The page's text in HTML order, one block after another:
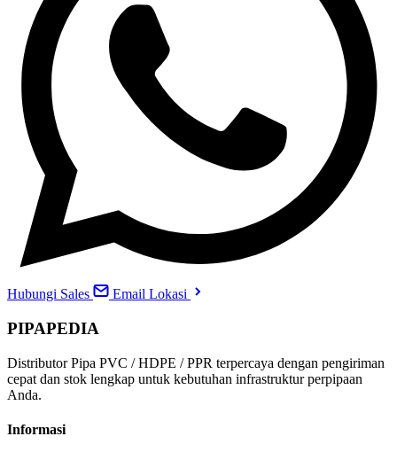
Hubungi Sales Email Lokasi
PIPAPEDIA
Distributor Pipa PVC / HDPE / PPR terpercaya dengan pengiriman
cepat dan stok lengkap untuk kebutuhan infrastruktur perpipaan
Anda.
Informasi